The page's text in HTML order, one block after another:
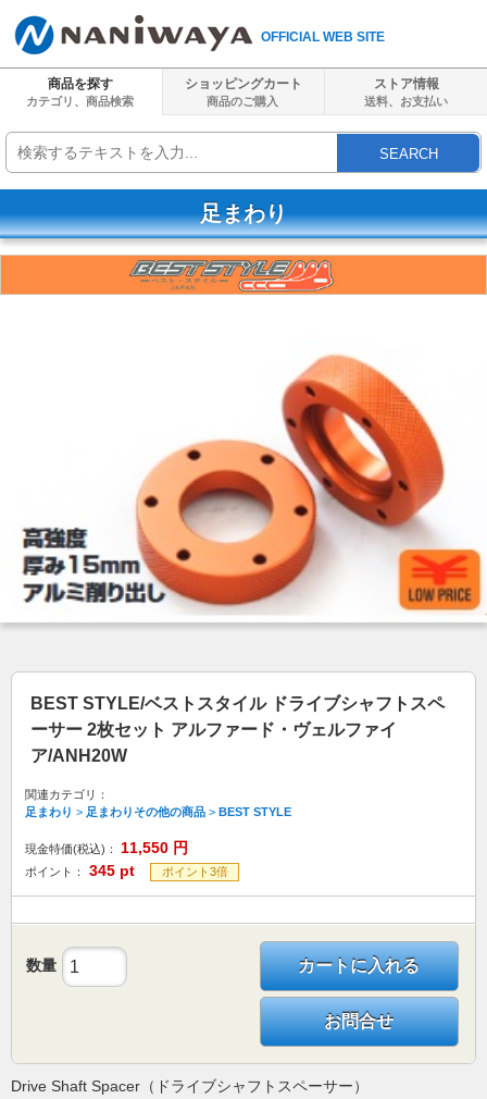
OFFICIAL WEB SITE
商品を探す
カテゴリ、商品検索
ショッピングカート
商品のご購入
ストア情報
送料、 お支払い
SEARCH
足まわり
BEST STYLE/ベストスタイル ドライブシャフトスペ
ーサー 2枚セット アルファード・ヴェルファイ
ア/ANH20W
関連カテゴリ：
足まわり > 足まわりその他の商品 > BEST STYLE
現金特価(税込)： 11,550 円
ポイント： 345 pt ポイント3倍
数量 カートに入れる
お問合せ
Drive Shaft Spacer（ドライブシャフトスペーサー）